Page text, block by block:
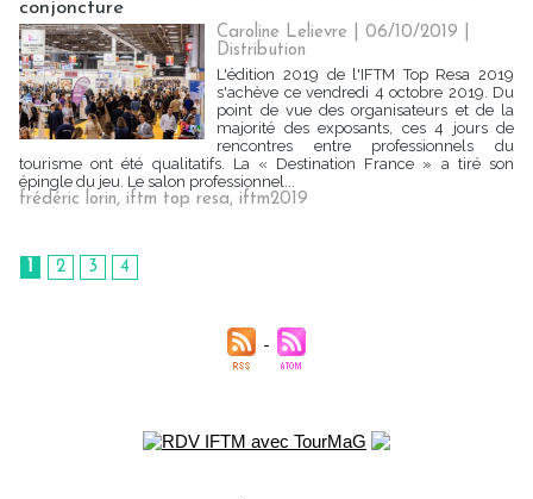
conjoncture
Caroline Lelievre | 06/10/2019
Distribution
L'édition 2019 de l'IFTM Top Resa 2019
s'achève ce vendredi 4 octobre 2019. Du
point de vue des organisateurs et de la
majorité des exposants, ces 4 jours de
rencontres entre professionnels du
tourisme ont été qualitatifs. La « Destination France » a tiré son
épingle du jeu. Le salon professionnel...
frédéric lorin, iftm top resa, iftm2019
1 2 3 4